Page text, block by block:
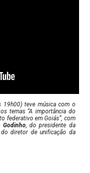
19h00) teve música com o
temas “A importância do
federativo em Goiás”, com
Godinho, do presidente da
do diretor de unificação da